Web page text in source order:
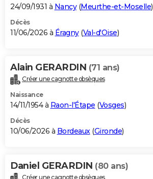
24/09/1931 à Nancy(Meurthe-et-Moselle)
Décès
11/06/2026 à Éragny(Val-d'Oise)
Alain GERARDIN (71 ans)
Créer une cagnotte obsèques
Naissance
14/11/1954 à Raon-l'Étape (Vosges)
Décès
10/06/2026 à Bordeaux(Gironde)
Daniel GERARDIN (80 ans)
Créer une cagnotte obsèques